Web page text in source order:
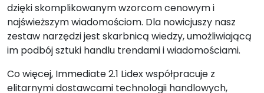
dzięki skomplikowanym wzorcom cenowym i
najświeższym wiadomościom. Dla nowicjuszy nasz
zestaw narzędzi jest skarbnicą wiedzy, umożliwiającą
im podbój sztuki handlu trendami i wiadomościami.
Co więcej, Immediate 2.1 Lidex współpracuje z
elitarnymi dostawcami technologii handlowych,